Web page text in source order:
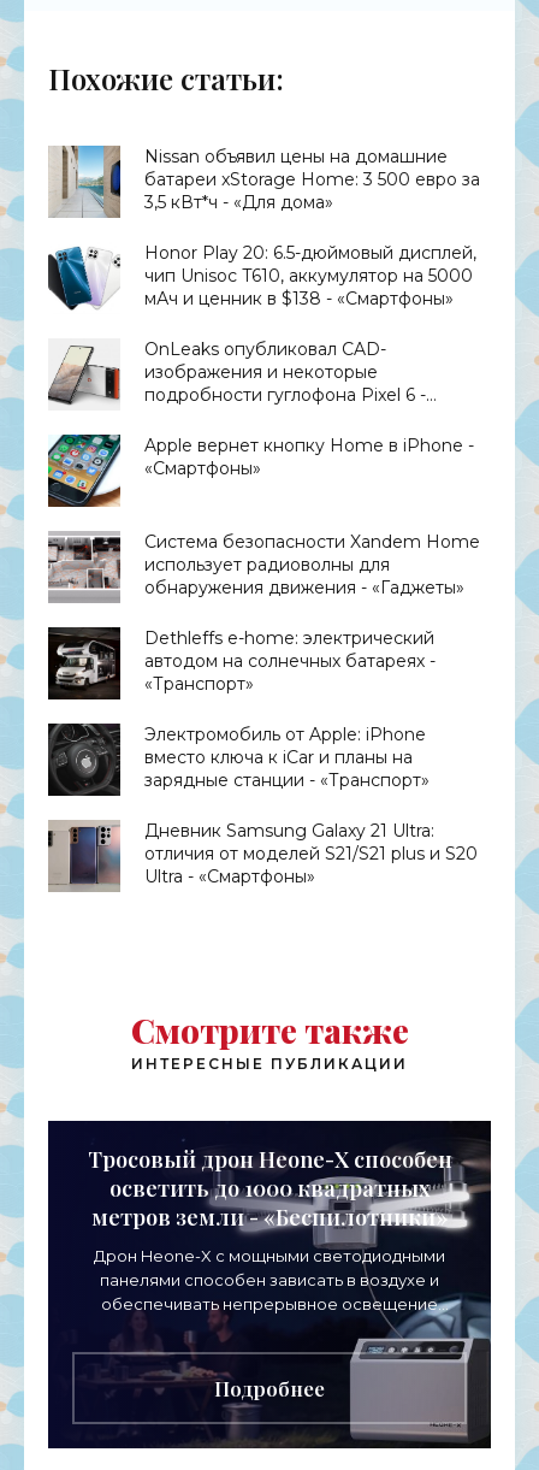
Похожие статьи:
Nissan объявил цены на домашние
батареи xStorage Home: 3 500 евро за
3,5 кВт*ч - «Для дома»
Honor Play 20: 6.5-дюймовый дисплей,
чип Unisoc T610, аккумулятор на 5000
мАч и ценник в $138 - «Смартфоны»
OnLeaks опубликовал CAD-
изображения и некоторые
подробности гуглофона Pixel 6 -
Apple вернет кнопку Home в iPhone -
«Смартфоны»
Система безопасности Xandem Home
использует радиоволны для
обнаружения движения - «Гаджеты»
Dethleffs e-home: электрический
автодом на солнечных батареях -
«Транспорт»
Электромобиль от Apple: iPhone
вместо ключа к iCar и планы на
зарядные станции - «Транспорт»
Дневник Samsung Galaxy 21 Ultra:
отличия от моделей S21/S21 plus и S20
Ultra - «Смартфоны»
Смотрите также
ИНТЕРЕСНЫЕ ПУБЛИКАЦИИ
Тросовый дрон Heone-X способен
осветить до 1000 квадратных
метров земли - «Беспилотники»
Дрон Heone-X с мощными светодиодными
панелями способен зависать в воздухе и
обеспечивать непрерывное освещение
пространства на протяжении целых суток. В
отличие от стационарных источников
Подробнее